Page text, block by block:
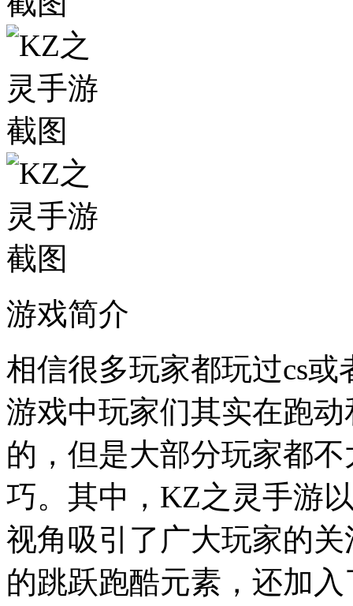
游戏简介
相信很多玩家都玩过cs
游戏中玩家们其实在跑
的，但是大部分玩家都
巧。其中，KZ之灵手游
视角吸引了广大玩家的
的跳跃跑酷元素，还加